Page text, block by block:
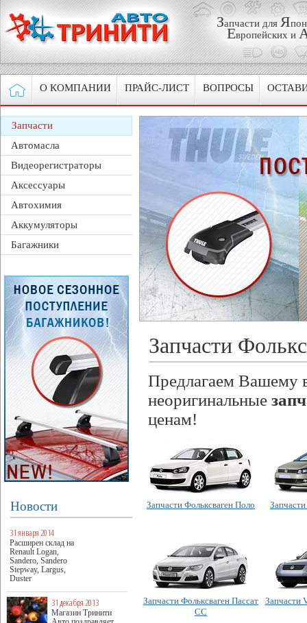
Запчасти для Я
Европейских и
О КОМПАНИИ ПРАЙС-ЛИСТ ВОПРОСЫ
Запчасти
Автомасла
Видеорегистраторы
Аксессуары
Автохимия
Аккумуляторы
Багажники
Новости
31 января 2014
Расширен склад на
Renault Logan,
Sandero, Sandero
Stepway, Largus,
Duster
31 декабря 2013
Магазин Тринити
Запчасти
Предлагаем Вашему
неоригинальные
ценам!
Запчасти Фольксваген Поло
Запчасти Фольксваген Пассат
CC
Запчасти